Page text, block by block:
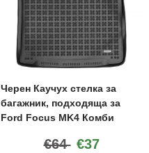
Черен Каучух стелка за
багажник, подходяща за
Ford Focus MK4 Комби
резервна гума
€64 €37